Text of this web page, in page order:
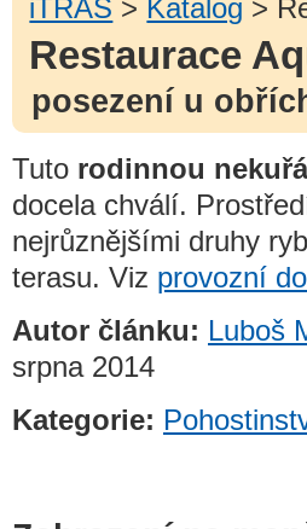
iTRAS > Katalog >
Restaurace
posezení u
Tuto rodinnou
docela chválí.
nejrůznějšími druhy
terasu. Viz provozní
Autor článku: Luboš
srpna 2014
Kategorie: